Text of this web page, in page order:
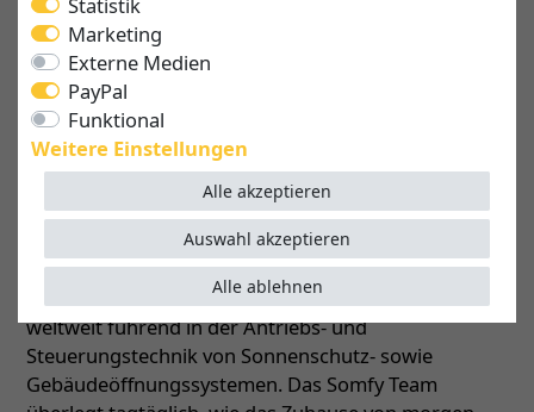
Häuser und Gebäude
Seit 1969 steht Somfy für Weitblick und
Innovationsstärke. Somfy war der erste Hersteller
von Rohrmotoren für Markisen und läutete mit der
Einführung das Ende der Handkurbel ein. Seit der
Einführung von io homecontroll im Jahr 2007 setzt
Somfy einen Meilenstein für bidirektionale
Funkprotokolle und gehört damit zu den
Marktführern in der Smart-Home-Welt. Mit mehr als
192 Millionen produzierten Motoren ist Somfy
weltweit führend in der Antriebs- und
Steuerungstechnik von Sonnenschutz- sowie
Gebäudeöffnungssystemen. Das Somfy Team
Statistik
Marketing
Externe Medien
PayPal
Funktional
Weitere Einstellungen
Alle akzeptieren
Alle ablehnen
Auswahl akzeptieren